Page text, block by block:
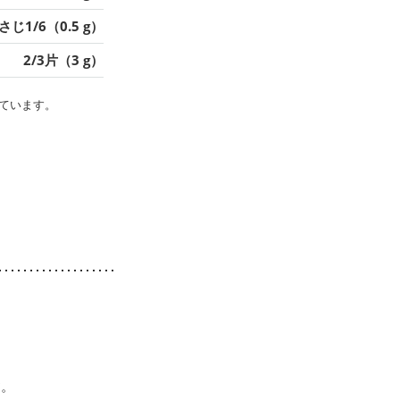
じ1/6（0.5 g）
2/3片（3 g）
ます。